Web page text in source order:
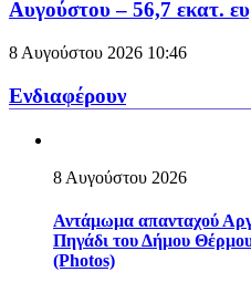
Αυγούστου – 56,7 εκατ.
8 Αυγούστου 2026 10:46
Ενδιαφέρουν
8 Αυγούστου 2026
Αντάμωμα απανταχού
Πηγάδι του Δήμου
(Photos)